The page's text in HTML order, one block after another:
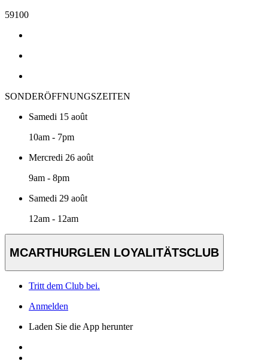
59100
SONDERÖFFNUNGSZEITEN
Samedi 15 août
10am - 7pm
Mercredi 26 août
9am - 8pm
Samedi 29 août
12am - 12am
MCARTHURGLEN LOYALITÄTSCLUB
Tritt dem Club bei.
Anmelden
Laden Sie die App herunter